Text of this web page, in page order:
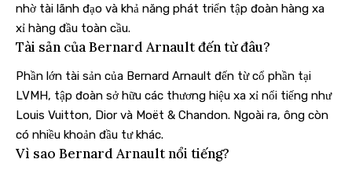
nhờ tài lãnh đạo và khả năng phát triển tập đoàn hàng xa
xỉ hàng đầu toàn cầu.
Tài sản của Bernard Arnault đến từ đâu?
Phần lớn tài sản của Bernard Arnault đến từ cổ phần tại
LVMH, tập đoàn sở hữu các thương hiệu xa xỉ nổi tiếng như
Louis Vuitton, Dior và Moët & Chandon. Ngoài ra, ông còn
có nhiều khoản đầu tư khác.
Vì sao Bernard Arnault nổi tiếng?